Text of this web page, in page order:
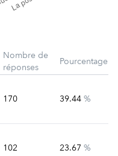
Nombre de
réponses
Pourcentage
170 39.44 %
102 23.67 %